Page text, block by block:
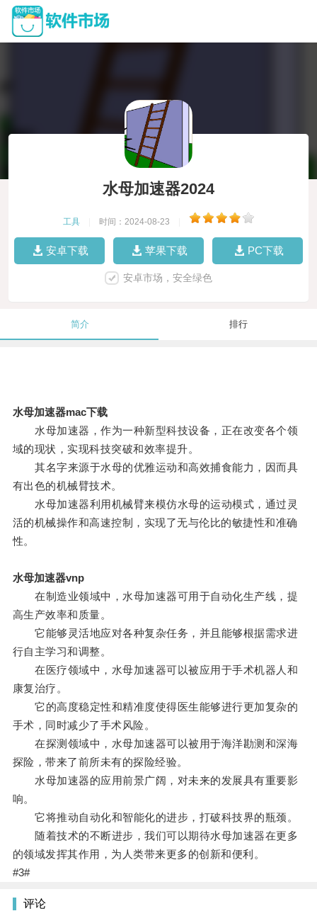
水母加速器2024
工具 时间：2024-08-23
安卓下载 苹果下载 PC下载
安卓市场，安全绿色
简介 排行
水母加速器mac下载
水母加速器，作为一种新型科技设备，正在改变各个领
域的现状，实现科技突破和效率提升。
其名字来源于水母的优雅运动和高效捕食能力，因而具
有出色的机械臂技术。
水母加速器利用机械臂来模仿水母的运动模式，通过灵
活的机械操作和高速控制，实现了无与伦比的敏捷性和准确
性。
水母加速器vnp
在制造业领域中，水母加速器可用于自动化生产线，提
高生产效率和质量。
它能够灵活地应对各种复杂任务，并且能够根据需求进
行自主学习和调整。
在医疗领域中，水母加速器可以被应用于手术机器人和
康复治疗。
它的高度稳定性和精准度使得医生能够进行更加复杂的
手术，同时减少了手术风险。
在探测领域中，水母加速器可以被用于海洋勘测和深海
探险，带来了前所未有的探险经验。
水母加速器的应用前景广阔，对未来的发展具有重要影
响。
它将推动自动化和智能化的进步，打破科技界的瓶颈。
随着技术的不断进步，我们可以期待水母加速器在更多
的领域发挥其作用，为人类带来更多的创新和便利。
#3#
评论